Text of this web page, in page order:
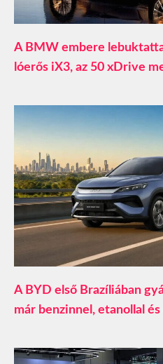
A BMW embere
lóerős iX3, az 50 xDrive
A BYD első Brazíliában
már benzinnel, etanollal